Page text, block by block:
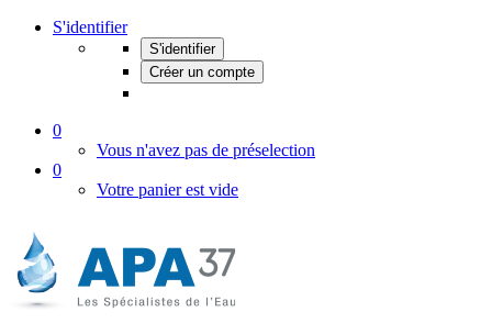
S'identifier
S'identifier
Créer un compte
0
Vous n'avez pas de préselection
0
Votre panier est vide